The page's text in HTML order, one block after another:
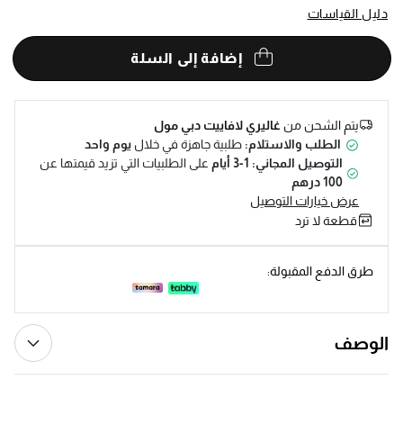
دليل القياسات
إضافة إلى السلة
يتم الشحن منغاليري لافاييت دبي مول
الطلب والاستلام: طلبية جاهزة في خلال يوم واحد
التوصيل المجاني: 1-3 أيام
على الطلبيات التي تزيد قيمتها عن
100 درهم
عرض خيارات التوصيل
قطعة لا ترد
طرق الدفع المقبولة:
الوصف